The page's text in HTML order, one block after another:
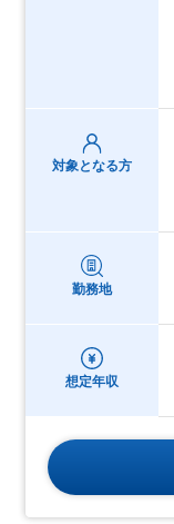
対象となる方
勤務地
想定年収